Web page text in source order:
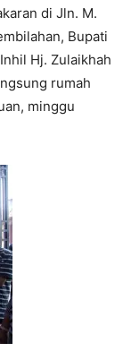
di Jln. M.
Bupati
Hj. Zulaikhah
rumah
minggu